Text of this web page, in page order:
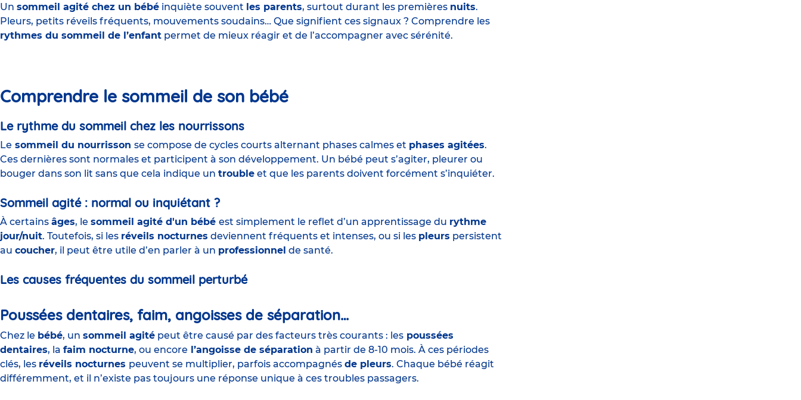
Un sommeil agité chez un bébé inquiète souvent les parents, surtout durant les premières nuits.
Pleurs, petits réveils fréquents, mouvements soudains… Que signifient ces signaux ? Comprendre les
rythmes du sommeil de l’enfant permet de mieux réagir et de l’accompagner avec sérénité.
Comprendre le sommeil de son bébé
Le rythme du sommeil chez les nourrissons
Le sommeil du nourrisson se compose de cycles courts alternant phases calmes et phases agitées.
Ces dernières sont normales et participent à son développement. Un bébé peut s’agiter, pleurer ou
bouger dans son lit sans que cela indique un trouble et que les parents doivent forcément s’inquiéter.
Sommeil agité : normal ou inquiétant ?
À certains âges, le sommeil agité d'un bébé est simplement le reflet d’un apprentissage du rythme
jour/nuit. Toutefois, si les réveils nocturnes deviennent fréquents et intenses, ou si les pleurs persistent
au coucher, il peut être utile d’en parler à un professionnel de santé.
Les causes fréquentes du sommeil perturbé
Poussées dentaires, faim, angoisses de séparation…
Chez le bébé, un sommeil agité peut être causé par des facteurs très courants : les poussées
dentaires, la faim nocturne, ou encore l’angoisse de séparation à partir de 8-10 mois. À ces périodes
clés, les réveils nocturnes peuvent se multiplier, parfois accompagnés de pleurs. Chaque bébé réagit
différemment, et il n’existe pas toujours une réponse unique à ces troubles passagers.